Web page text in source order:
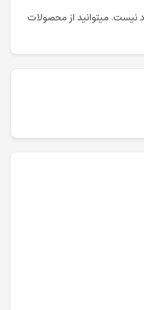
نیست. می‍توانید از محصولات